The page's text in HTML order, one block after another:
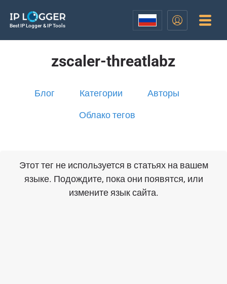
Best IP Logger & IP Tools
zscaler-threatlabz
Блог Категории Авторы
Облако тегов